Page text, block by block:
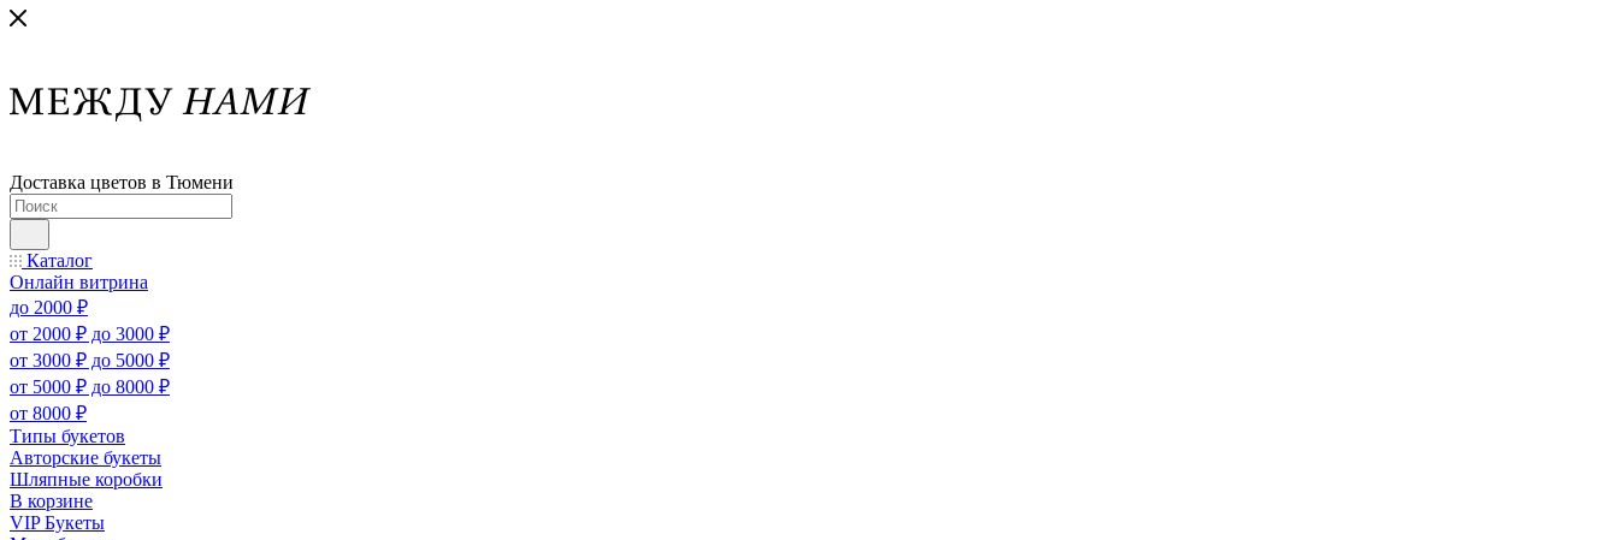
Доставка цветов в Тюмени
Каталог
Онлайн витрина
до 2000 ₽
от 2000 ₽ до 3000 ₽
от 3000 ₽ до 5000 ₽
от 5000 ₽ до 8000 ₽
от 8000 ₽
Типы букетов
Авторские букеты
Шляпные коробки
В корзине
VIP Букеты